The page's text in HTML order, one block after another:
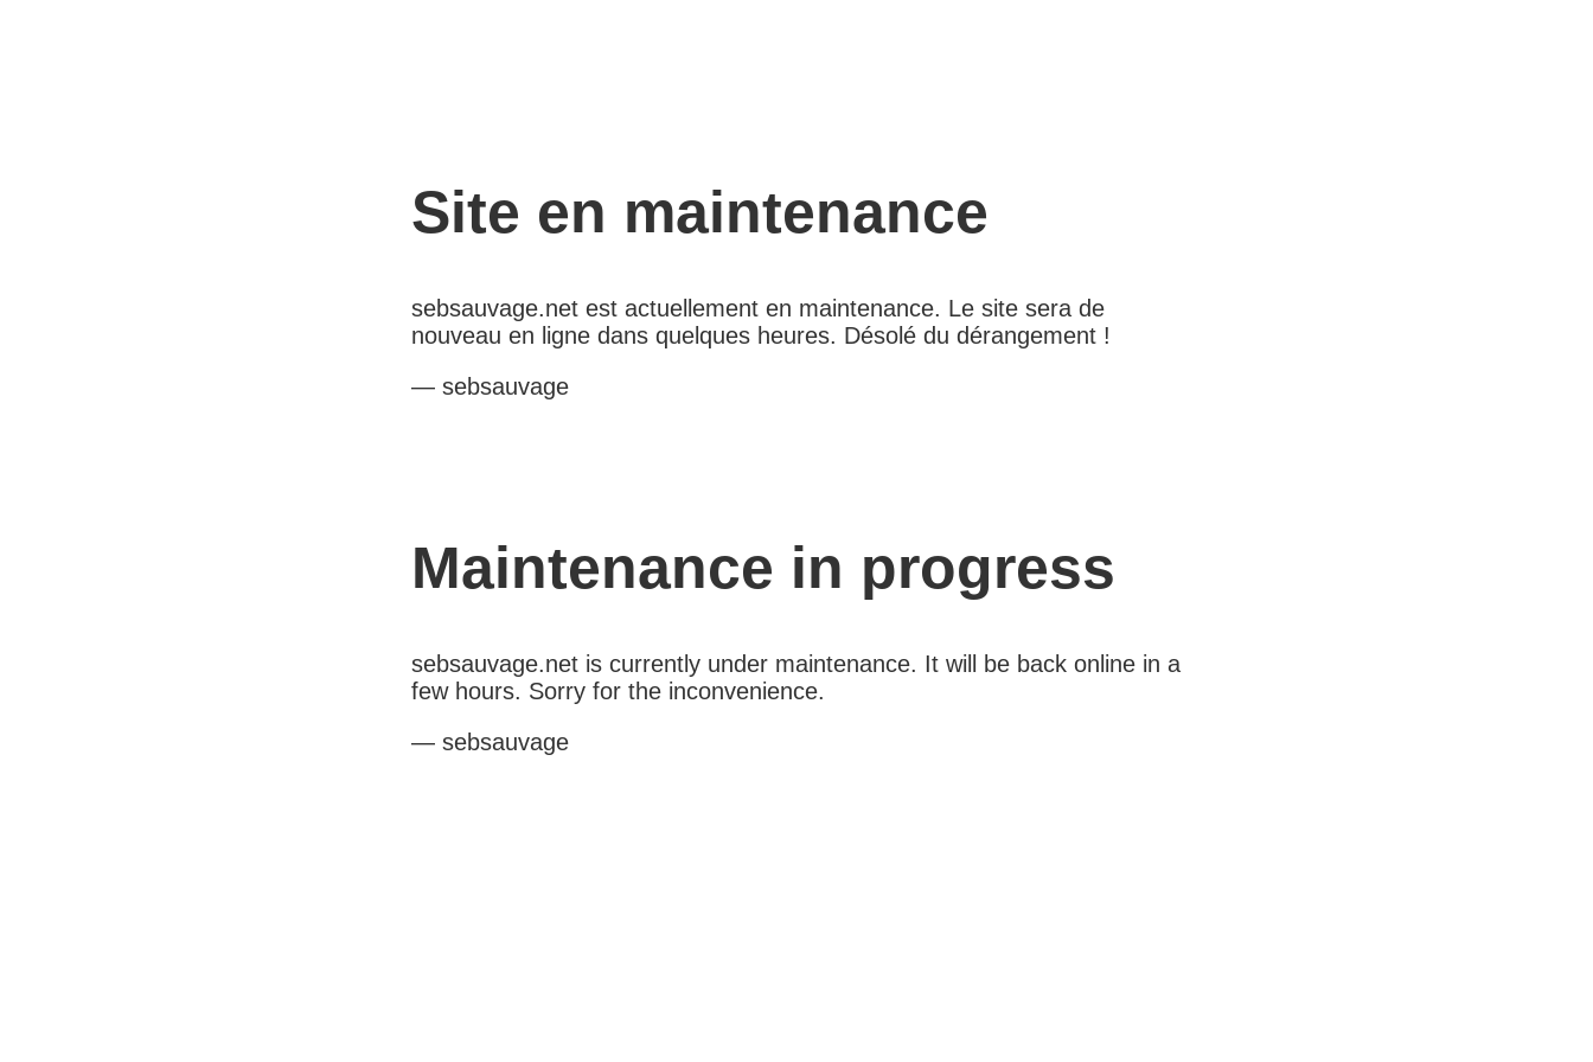
Site en maintenance
sebsauvage.net est actuellement en maintenance. Le site sera de
nouveau en ligne dans quelques heures. Désolé du dérangement !
— sebsauvage
Maintenance in progress
sebsauvage.net is currently under maintenance. It will be back online in a
few hours. Sorry for the inconvenience.
— sebsauvage